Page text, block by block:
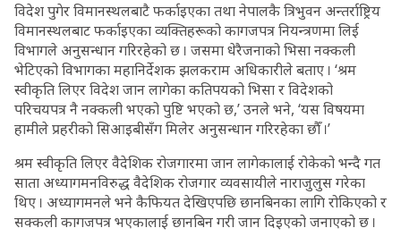
विदेश पुगेर विमानस्थलबाटै फर्काइएका तथा नेपालकै त्रिभुवन अन्तर्राष्ट्रिय
विमानस्थलबाट फर्काइएका व्यक्तिहरूको कागजपत्र नियन्त्रणमा लिई
विभागले अनुसन्धान गरिरहेको छ । जसमा धेरैजनाको भिसा नक्कली
भेटिएको विभागका महानिर्देशक झलकराम अधिकारीले बताए । ‘श्रम
स्वीकृति लिएर विदेश जान लागेका कतिपयको भिसा र विदेशको
परिचयपत्र नै नक्कली भएको पुष्टि भएको छ,’ उनले भने, ‘यस विषयमा
हामीले प्रहरीको सिआइबीसँग मिलेर अनुसन्धान गरिरहेका छौँ ।’
श्रम स्वीकृति लिएर वैदेशिक रोजगारमा जान लागेकालाई रोकेको भन्दै गत
साता अध्यागमनविरुद्ध वैदेशिक रोजगार व्यवसायीले नाराजुलुस गरेका
थिए । अध्यागमनले भने कैफियत देखिएपछि छानबिनका लागि रोकिएको र
सक्कली कागजपत्र भएकालाई छानबिन गरी जान दिइएको जनाएको छ ।